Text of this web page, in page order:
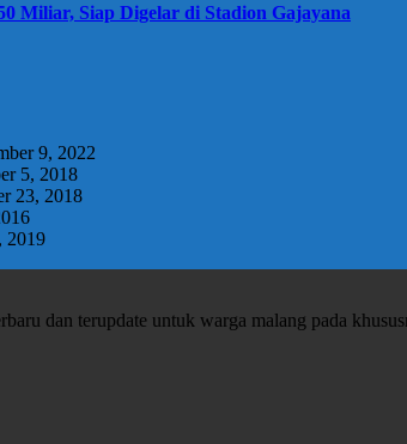
Miliar, Siap Digelar di Stadion Gajayana
9, 2022
5, 2018
23, 2018
2019
dan terupdate untuk warga malang pada